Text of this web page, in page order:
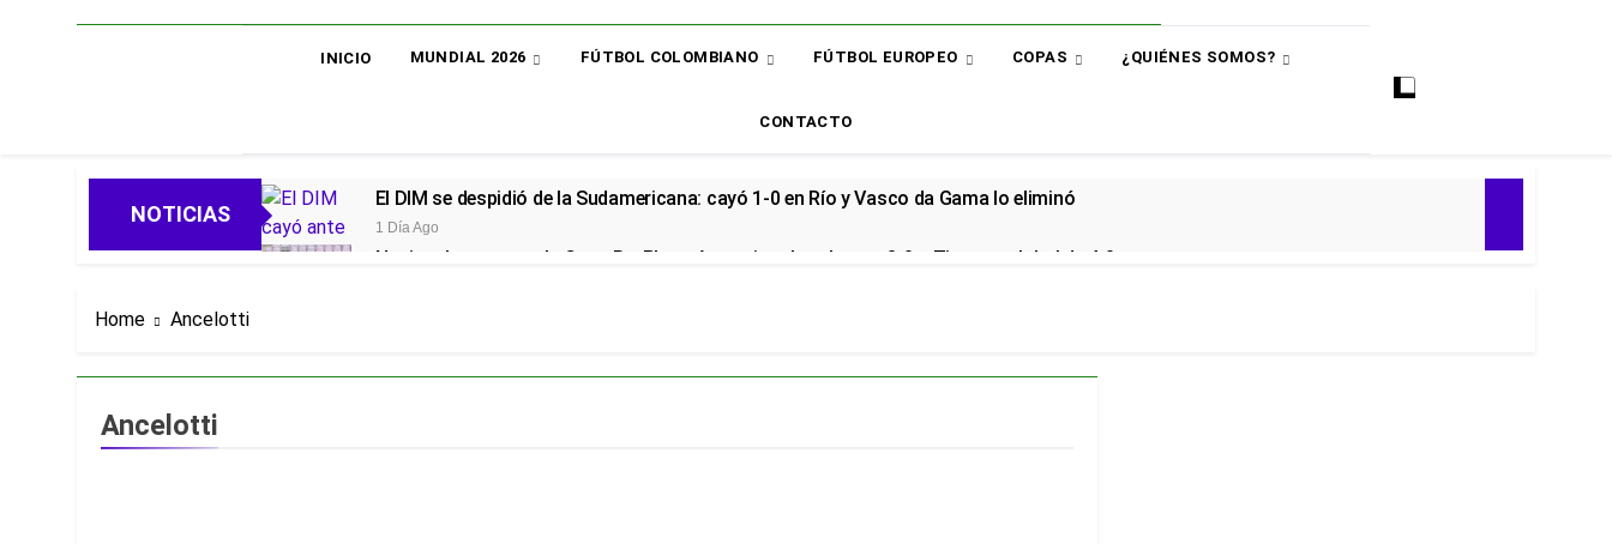
INICIO MUNDIAL 2026 FÚTBOL COLOMBIANO FÚTBOL EUROPEO COPAS ¿QUIÉNES SOMOS?
CONTACTO
NOTICIAS
El DIM se despidió de la Sudamericana: cayó 1-0 en Río y Vasco da Gama lo eliminó
1 Día Ago
Nacional avanza en la Copa BetPlay y Armani vuelve al arco: 2-0 a Tigres y global de 4-0
Piero Hincapié, oficial en el Arsenal: el sudamericano se queda en el campeón de la Premier
Home Ancelotti
Ancelotti